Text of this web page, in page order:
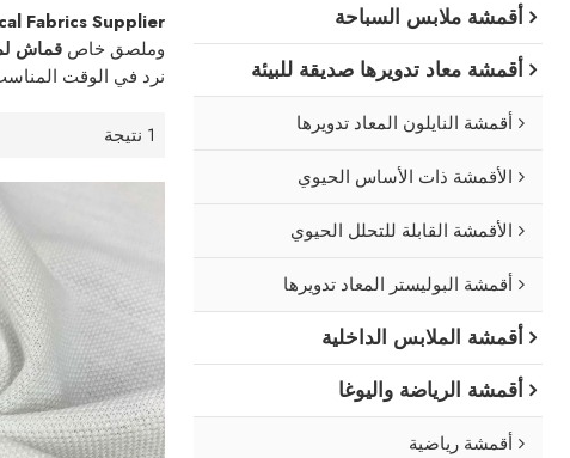
Fabrics Supplier
وملصق خاص قماش
نرد في الوقت
1 نتيجة
أقمشة ملابس السباحة
أقمشة معاد تدويرها صديقة للبيئة
أقمشة النايلون المعاد تدويرها
الأقمشة ذات الأساس الحيوي
الأقمشة القابلة للتحلل الحيوي
أقمشة البوليستر المعاد تدويرها
أقمشة الملابس الداخلية
أقمشة الرياضة واليوغا
أقمشة رياضية